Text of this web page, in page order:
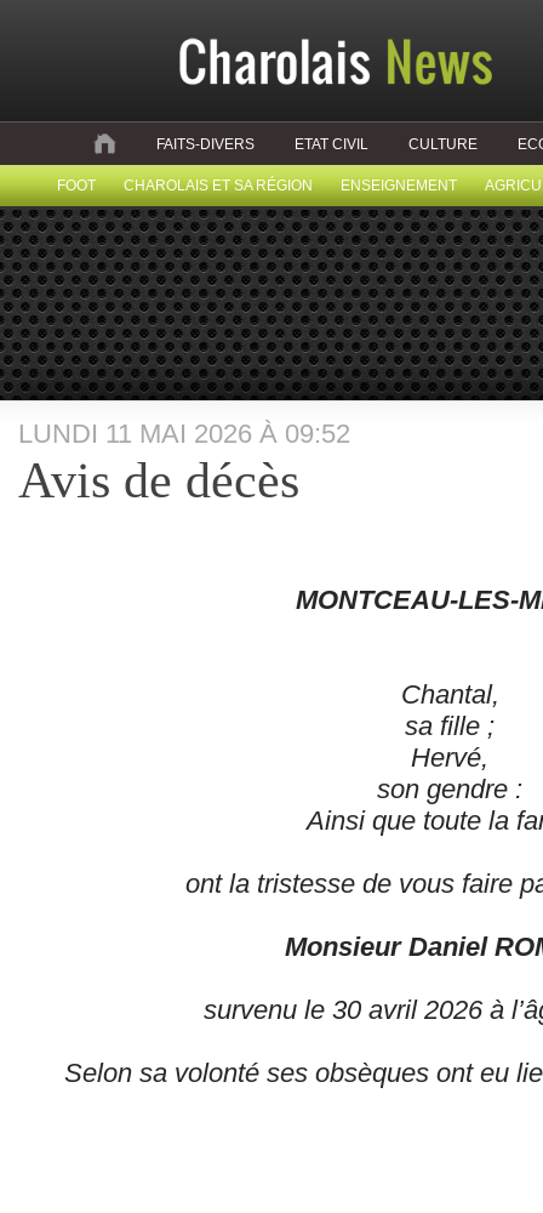
FAITS-DIVERS ETAT CIVIL CULTURE
FOOT CHAROLAIS ET SA RÉGION ENSEIGNEMENT
LUNDI 11 MAI 2026 À 09:52
Avis de décès
MONTCEAU-LES-
Chantal,
sa fille ;
Hervé,
son gendre :
Ainsi que toute la
ont la tristesse de vous faire
Monsieur Daniel
survenu le 30 avril 2026 à
Selon sa volonté ses obsèques ont eu